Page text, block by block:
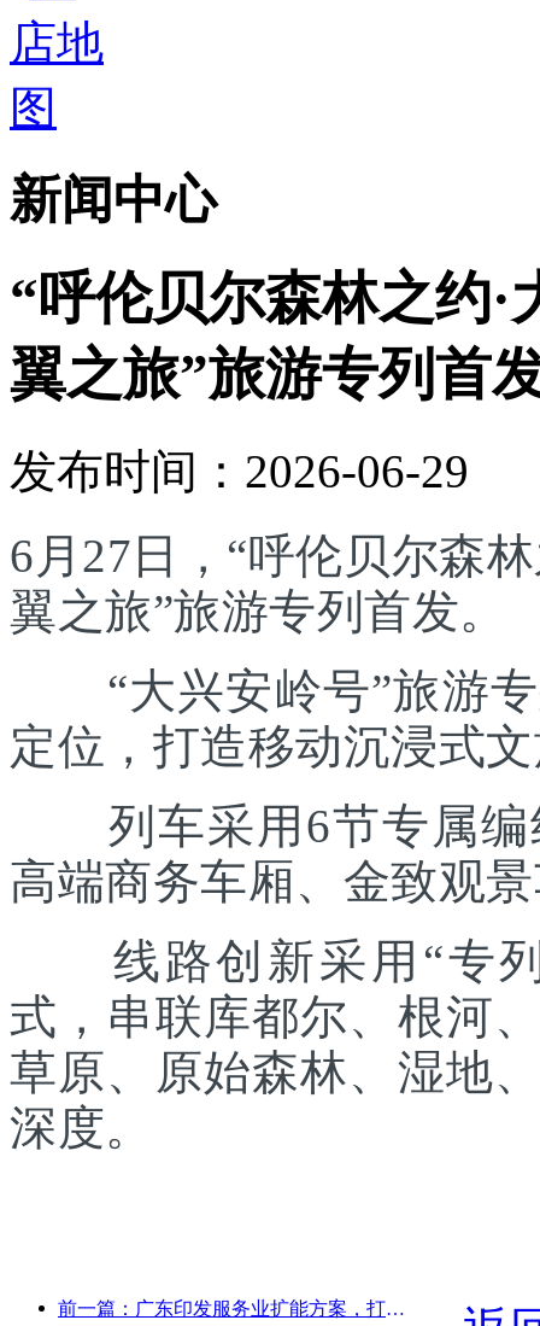
新闻中心
“呼伦贝尔森林之约·
翼之旅”旅游专列首
发布时间：2026-06-29
6月27日，“呼伦贝尔森
翼之旅”旅游专列首发。
“大兴安岭号”旅游专
定位，打造移动沉浸式
列车采用6节专属编
高端商务车厢、金致观
线路创新采用“专列
式，串联库都尔、根河
草原、原始森林、湿地
深度。
前一篇：广东印发服务业扩能方案，打造大湾区世界级旅游目的地